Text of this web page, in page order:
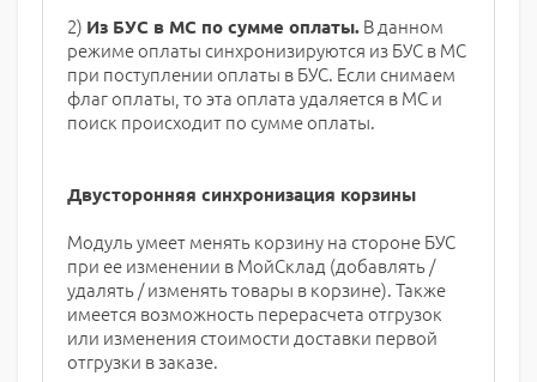
2) Из БУС в МС по сумме оплаты. В данном
режиме оплаты синхронизируются из БУС в МС
при поступлении оплаты в БУС. Если снимаем
флаг оплаты, то эта оплата удаляется в МС и
поиск происходит по сумме оплаты.
Двусторонняя синхронизация корзины
Модуль умеет менять корзину на стороне БУС
при ее изменении в МойСклад (добавлять /
удалять / изменять товары в корзине). Также
имеется возможность перерасчета отгрузок
или изменения стоимости доставки первой
отгрузки в заказе.